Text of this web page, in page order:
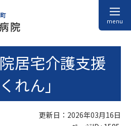
menu
居宅介護支援
れん」
更新日：2026年03月16日